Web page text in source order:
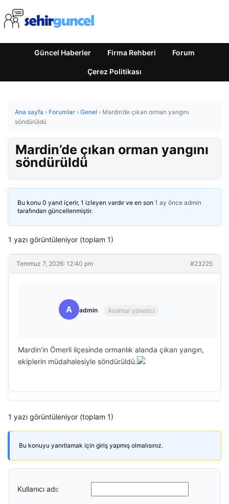
Güncel Haberler Firma Rehberi Forum
Çerez Politikası
Ana sayfa › Forumlar › Genel › Mardin’de çıkan orman yangını
söndürüldü
Mardin’de çıkan orman yangını
söndürüldü
Bu konu 0 yanıt içerir, 1 izleyen vardır ve en son 1 ay önce admin
tarafından güncellenmiştir.
1 yazı görüntüleniyor (toplam 1)
Temmuz 7, 2026: 12:40 pm #23225
A admin Anahtar yönetici
Mardin’in Ömerli ilçesinde ormanlık alanda çıkan yangın,
ekiplerin müdahalesiyle söndürüldü.
1 yazı görüntüleniyor (toplam 1)
Bu konuyu yanıtlamak için giriş yapmış olmalısınız.
Kullanıcı adı: